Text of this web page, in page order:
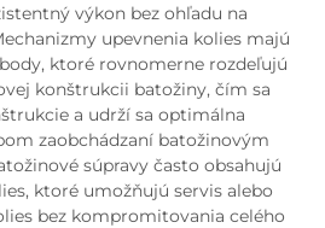
výkon bez ohľadu na
upevnenia kolies majú
ktoré rovnomerne rozdeľujú
konštrukcii batožiny, čím sa
a udrží sa optimálna
zaobchádzaní batožinovým
súpravy často obsahujú
ktoré umožňujú servis alebo
bez kompromitovania celého